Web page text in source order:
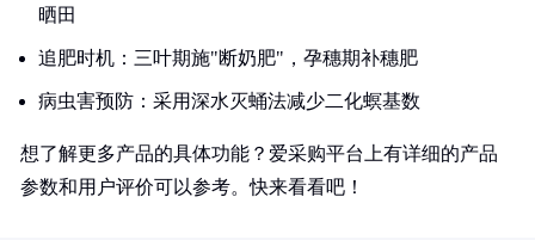
晒田
追肥时机：三叶期施"断奶肥"，孕穗期补穗肥
病虫害预防：采用深水灭蛹法减少二化螟基数
想了解更多产品的具体功能？爱采购平台上有详细的产品
参数和用户评价可以参考。快来看看吧！